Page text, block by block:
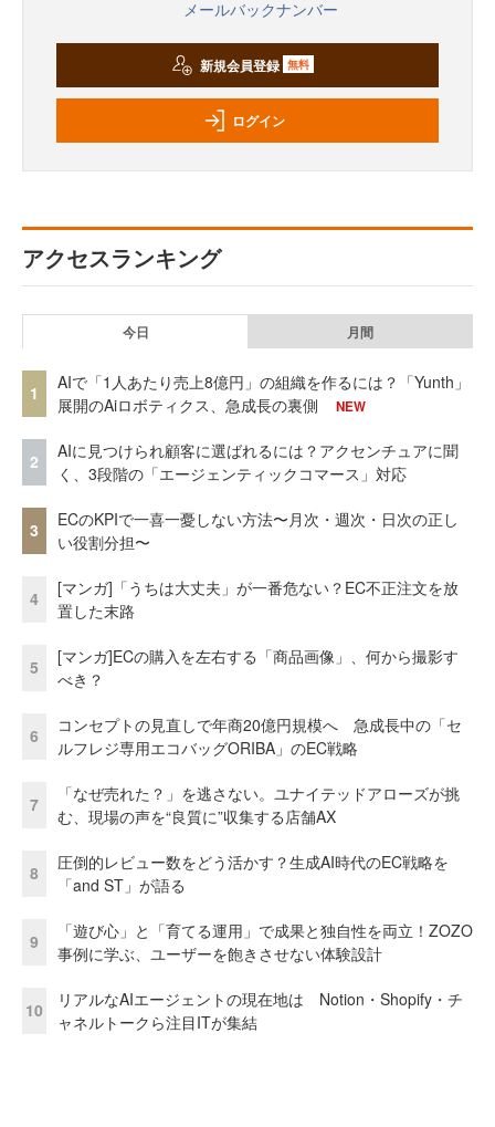
メールバックナンバー
新規会員登録 無料
ログイン
アクセスランキング
今日 月間
1
AIで「1人あたり売上8億円」の組織を作るには？「Yunth」
展開のAiロボティクス、急成長の裏側
NEW
2
AIに見つけられ顧客に選ばれるには？アクセンチュアに聞
く、3段階の「エージェンティックコマース」対応
3
ECのKPIで一喜一憂しない方法〜月次・週次・日次の正し
い役割分担〜
4
[マンガ]「うちは大丈夫」が一番危ない？EC不正注文を放
置した末路
5
[マンガ]ECの購入を左右する「商品画像」、何から撮影す
べき？
6
コンセプトの見直しで年商20億円規模へ 急成長中の「セ
ルフレジ専用エコバッグORIBA」のEC戦略
7
「なぜ売れた？」を逃さない。ユナイテッドアローズが挑
む、現場の声を“良質に”収集する店舗AX
8
圧倒的レビュー数をどう活かす？生成AI時代のEC戦略を
「and ST」が語る
9
「遊び心」と「育てる運用」で成果と独自性を両立！ZOZO
事例に学ぶ、ユーザーを飽きさせない体験設計
10
リアルなAIエージェントの現在地は Notion・Shopify・チ
ャネルトークら注目ITが集結